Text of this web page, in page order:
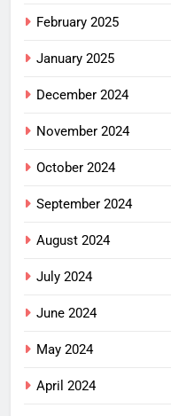
February 2025
January 2025
December 2024
November 2024
October 2024
September 2024
August 2024
July 2024
June 2024
May 2024
April 2024